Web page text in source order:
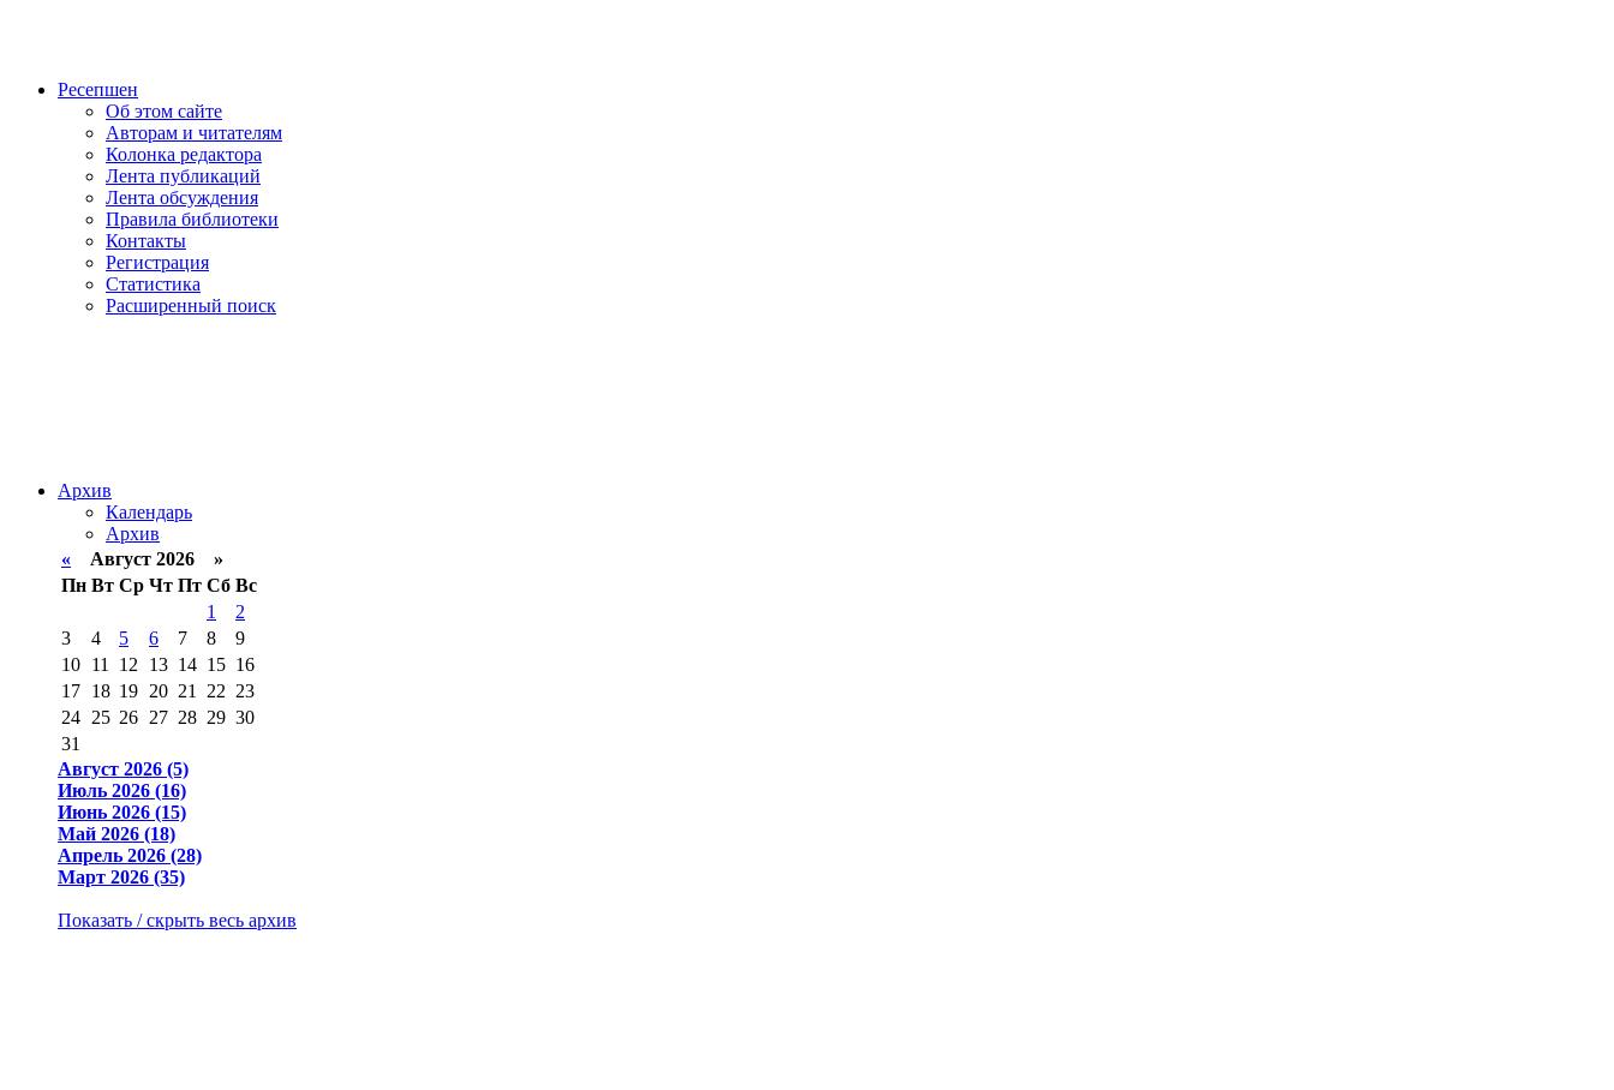
Ресепшен
Об этом сайте
Авторам и читателям
Колонка редактора
Лента публикаций
Лента обсуждения
Правила библиотеки
Контакты
Регистрация
Статистика
Расширенный поиск
Архив
Календарь
Архив
« Август 2026 »
Пн Вт Ср Чт Пт Сб Вс
1
2
3
4 5 6 7 8
9
10 11 12 13 14 15 16
17 18 19 20 21 22 23
24 25 26 27 28 29 30
31
Август 2026 (5)
Июль 2026 (16)
Июнь 2026 (15)
Май 2026 (18)
Апрель 2026 (28)
Март 2026 (35)
Показать / скрыть весь архив